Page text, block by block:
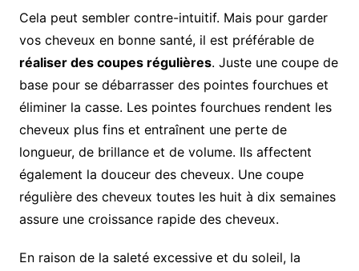
Cela peut sembler contre-intuitif. Mais pour garder
vos cheveux en bonne santé, il est préférable de
réaliser des coupes régulières. Juste une coupe de
base pour se débarrasser des pointes fourchues et
éliminer la casse. Les pointes fourchues rendent les
cheveux plus fins et entraînent une perte de
longueur, de brillance et de volume. Ils affectent
également la douceur des cheveux. Une coupe
régulière des cheveux toutes les huit à dix semaines
assure une croissance rapide des cheveux.
En raison de la saleté excessive et du soleil, la